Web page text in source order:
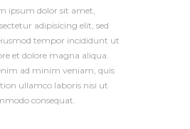
ipsum dolor sit amet,
adipisicing elit, sed
tempor incididunt ut
et dolore magna aliqua.
ad minim veniam, quis
ullamco laboris nisi ut
consequat.